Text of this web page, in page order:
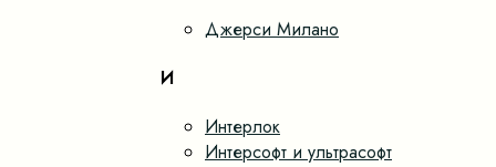
Джерси Милано
И
Интерлок
Интерсофт и ультрасофт